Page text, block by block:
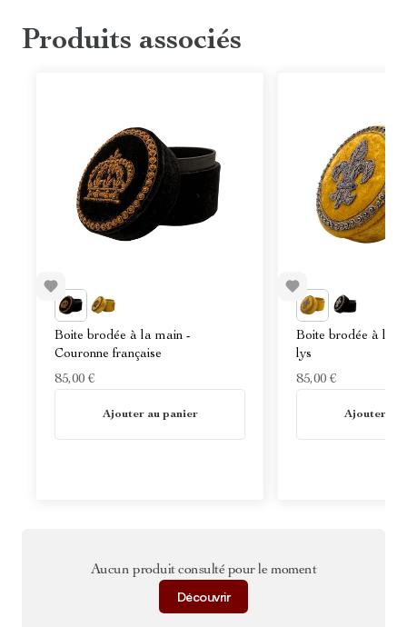
Produits associés
Boite brodée à la main -
Couronne française
85,00 €
Ajouter au panier
Boite brodée à la
lys
85,00 €
Ajouter au
Aucun produit consulté pour le moment
Découvrir